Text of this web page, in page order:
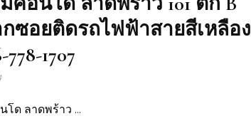
ซอยติดรถไฟฟ้าสายสีเหลือง
1707
โด ลาดพร้าว ...